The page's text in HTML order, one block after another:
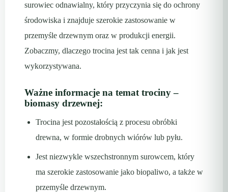
surowiec odnawialny, który przyczynia się do ochrony
środowiska i znajduje szerokie zastosowanie w
przemyśle drzewnym oraz w produkcji energii.
Zobaczmy, dlaczego trocina jest tak cenna i jak jest
wykorzystywana.
Ważne informacje na temat trociny –
biomasy drzewnej:
Trocina jest pozostałością z procesu obróbki
drewna, w formie drobnych wiórów lub pyłu.
Jest niezwykle wszechstronnym surowcem, który
ma szerokie zastosowanie jako biopaliwo, a także w
przemyśle drzewnym.